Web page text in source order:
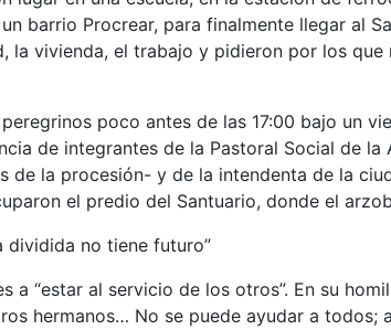
barrio Procrear, para finalmente llegar al
la vivienda, el trabajo y pidieron por los que
poco antes de las 17:00 bajo un
de integrantes de la Pastoral Social de la
de la procesión- y de la intendenta de la
el predio del Santuario, donde el
dividida no tiene futuro”
a “estar al servicio de los otros”. En su
hermanos… No se puede ayudar a todos;